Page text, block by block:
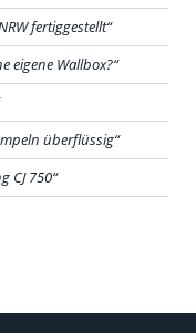
fertiggestellt
eigene Wallbox?
überflüssig
CJ 750